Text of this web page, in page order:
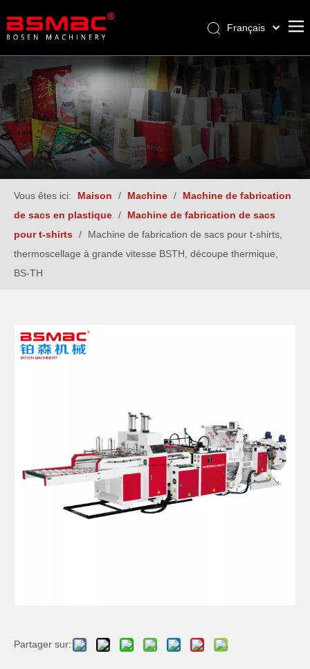
Français
العربية
Pусский
Español
Türk dili
Vous êtes ici: Maison / Machine /
Machine de fabrication
de sacs en plastique /
Machine de fabrication de sacs
pour t-shirts
/
Machine de fabrication de sacs pour t-shirts,
thermoscellage à grande vitesse BSTH, découpe thermique,
BS-TH
Partager sur: